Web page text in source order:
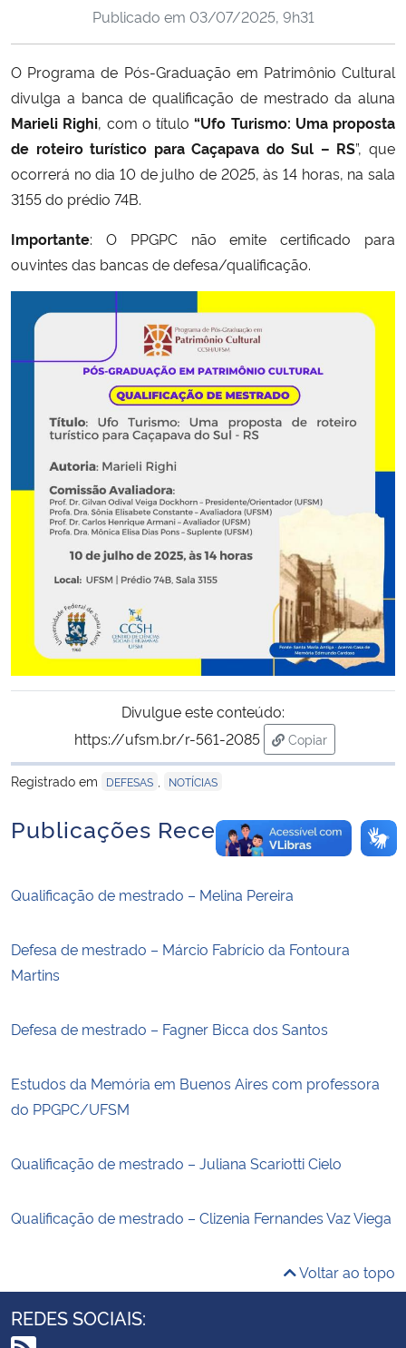
Ministério da Cidadania
Ministério de Minas e Energia
Ministério da Ciência, Tecnologia, Inovações e Comunicações
Ministério do Meio Ambiente
Controladoria-Geral da União
Ministério da Mulher, da Família e dos Direitos Humanos
Secretaria de Governo
Banco Central do Brasil
Planalto
Publicado em 03/07/2025, 9h31
O Programa de Pós-Graduação em Patrimônio Cultural
divulga a banca de qualificação de mestrado da aluna
Marieli Righi, com o título “Ufo Turismo: Uma proposta
de roteiro turístico para Caçapava do Sul – RS”, que
ocorrerá no dia 10 de julho de 2025, às 14 horas, na sala
3155 do prédio 74B.
Importante: O PPGPC não emite certificado para
ouvintes das bancas de defesa/qualificação.
Divulgue este conteúdo:
https://ufsm.br/r-561-2085
Copiar
para área de
Registrado em
DEFESAS NOTÍCIAS
Publicações Recentes
Qualificação de mestrado – Melina Pereira
Defesa de mestrado – Márcio Fabrício da Fontoura
Martins
Defesa de mestrado – Fagner Bicca dos Santos
Estudos da Memória em Buenos Aires com professora
do PPGPC/UFSM
Qualificação de mestrado – Juliana Scariotti Cielo
Qualificação de mestrado – Clizenia Fernandes Vaz Viega
Voltar ao topo
REDES SOCIAIS: